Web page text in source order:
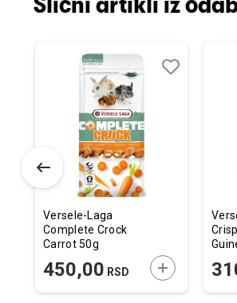
U KORPU
Versele-Laga
Complete Crock
Carrot 50g
450,00 RSD DODAJTE U